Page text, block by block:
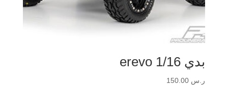
بدي erevo 1/16
ر.س